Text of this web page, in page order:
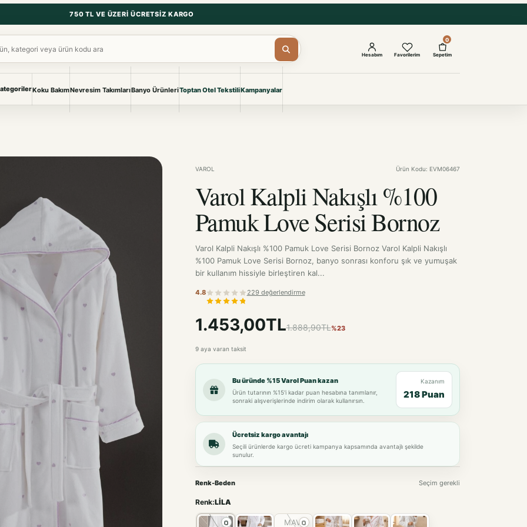
750 TL VE ÜZERI ÜCRETSIZ KARGO
KURUMSAL ÇÖZÜMLER
Projelere özel, dayanıklı tekstil
seçkileri.
Koku Bakım Nevresim Takımları Banyo ÜrünleriToptan Otel TekstiliKampanyalar
Hesabım Favorilerim
0
Sepetim
VAROL Ürün Kodu: EVM06467
Varol Kalpli Nakışlı %100
Pamuk Love Serisi Bornoz
Varol Kalpli Nakışlı %100 Pamuk Love Serisi Bornoz Varol Kalpli Nakışlı
%100 Pamuk Love Serisi Bornoz, banyo sonrası konforu şık ve yumuşak
bir kullanım hissiyle birleştiren kal...
4.8 229 değerlendirme
1.453,00TL 1.888,90TL %23
9 aya varan taksit
Bu üründe %15 Varol Puan kazan
Ürün tutarının %15'i kadar puan hesabına tanımlanır,
sonraki alışverişlerinde indirim olarak kullanırsın.
Kazanım
218 Puan
Ücretsiz kargo avantajı
Seçili ürünlerde kargo ücreti kampanya kapsamında avantajlı şekilde
sunulur.
Renk-Beden Seçim gerekli
Renk:LİLA
MAVİ